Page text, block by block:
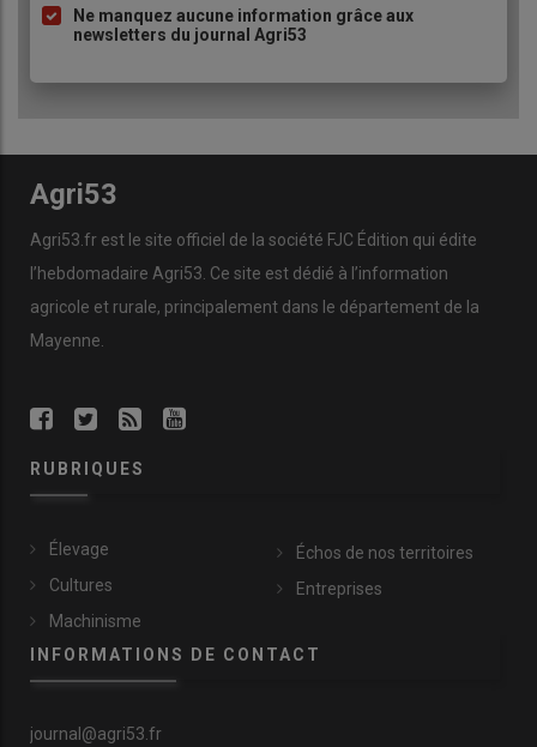
Ne manquez aucune information grâce aux
newsletters du journal Agri53
Agri53
Agri53.fr est le site officiel de la société FJC Édition qui édite
l’hebdomadaire Agri53. Ce site est dédié à l’information
agricole et rurale, principalement dans le département de la
Mayenne.
RUBRIQUES
Élevage
Cultures
Machinisme
Échos de nos territoires
Entreprises
INFORMATIONS DE CONTACT
journal@agri53.fr